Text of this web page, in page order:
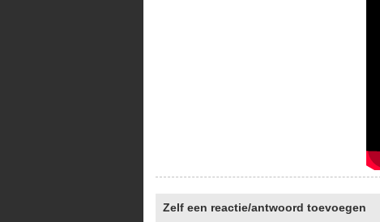
Zelf een reactie/antwoord toevoegen